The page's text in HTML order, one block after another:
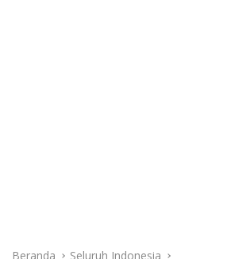
Beranda Seluruh Indonesia